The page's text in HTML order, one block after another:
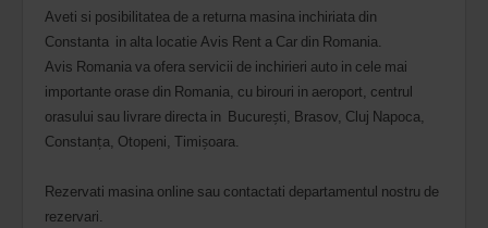
Aveti si posibilitatea de a returna masina inchiriata din
Constanta in alta locatie Avis Rent a Car din Romania.
Avis Romania va ofera servicii de inchirieri auto in cele mai
importante orase din Romania, cu birouri in aeroport, centrul
orasului sau livrare directa in București, Brasov, Cluj Napoca,
Constanța, Otopeni, Timișoara.
Rezervati masina online sau contactati departamentul nostru de
rezervari.